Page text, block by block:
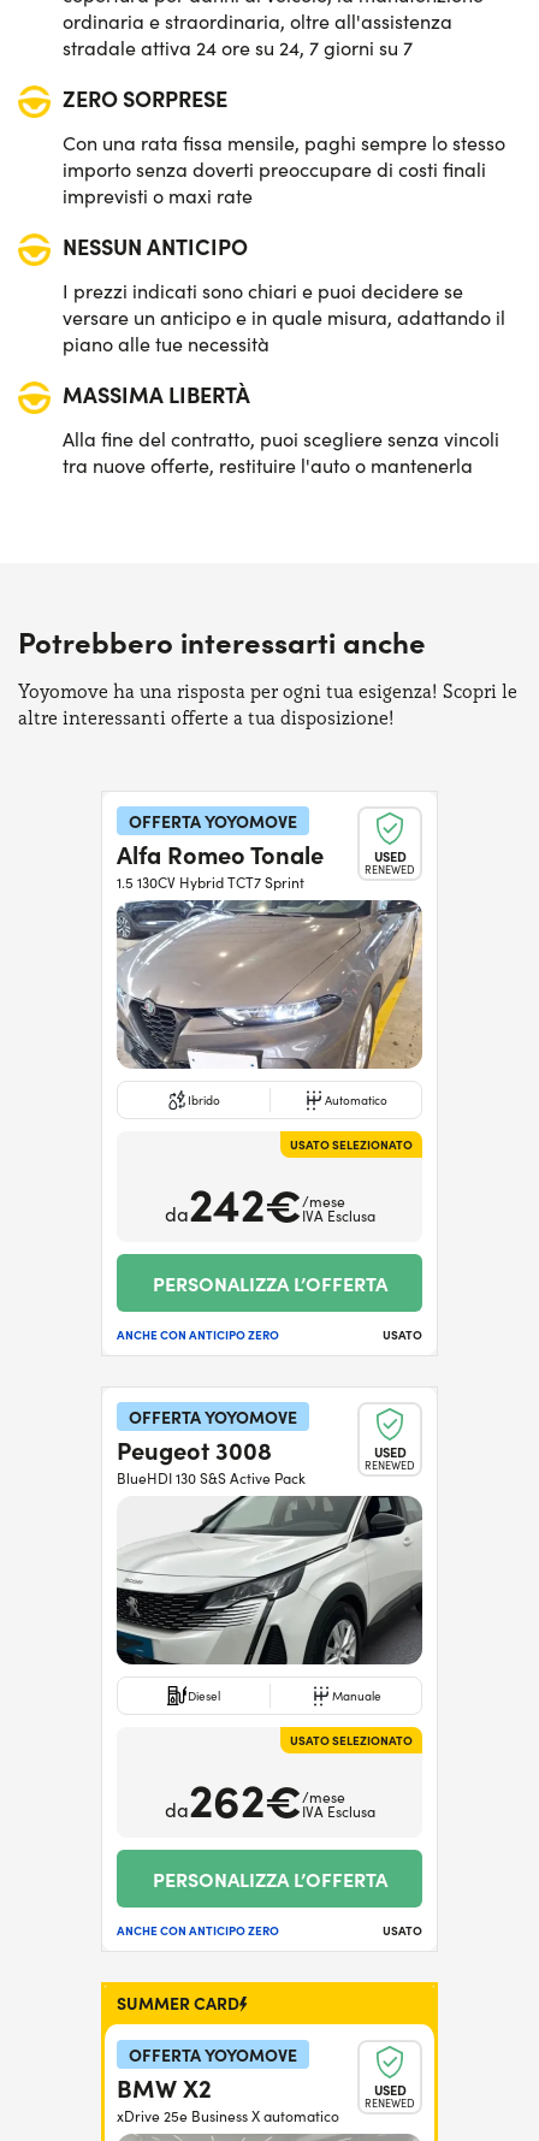
ordinaria e straordinaria, oltre all'assistenza
stradale attiva 24 ore su 24, 7 giorni su 7
ZERO SORPRESE
Con una rata fissa mensile, paghi sempre lo stesso
importo senza doverti preoccupare di costi finali
imprevisti o maxi rate
NESSUN ANTICIPO
I prezzi indicati sono chiari e puoi decidere se
versare un anticipo e in quale misura, adattando il
piano alle tue necessità
MASSIMA LIBERTÀ
Alla fine del contratto, puoi scegliere senza vincoli
tra nuove offerte, restituire l'auto o mantenerla
Potrebbero interessarti anche
Yoyomove ha una risposta per ogni tua esigenza! Scopri le
altre interessanti offerte a tua disposizione!
OFFERTA YOYOMOVE
USED
RENEWED
Alfa Romeo Tonale
1.5 130CV Hybrid TCT7 Sprint
Ibrido Automatico
USATO SELEZIONATO
da242€/mese
IVA Esclusa
PERSONALIZZA L’OFFERTA
ANCHE CON ANTICIPO ZERO USATO
OFFERTA YOYOMOVE
USED
RENEWED
Peugeot 3008
BlueHDI 130 S&S Active Pack
Diesel Manuale
USATO SELEZIONATO
da262€/mese
IVA Esclusa
PERSONALIZZA L’OFFERTA
ANCHE CON ANTICIPO ZERO USATO
SUMMER CARD
OFFERTA YOYOMOVE
USED
RENEWED
BMW X2
xDrive 25e Business X automatico